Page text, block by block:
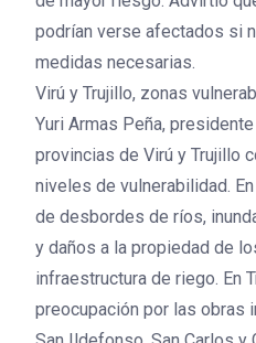
podrían verse afectados si
medidas necesarias.
Virú y Trujillo, zonas
Yuri Armas Peña,
provincias de Virú y Trujillo
niveles de vulnerabilidad.
de desbordes de ríos,
y daños a la propiedad de
infraestructura de riego. En
preocupación por las obras